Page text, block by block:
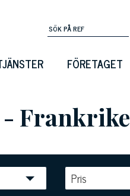
FÖRETAGET
Frankrike
Pris